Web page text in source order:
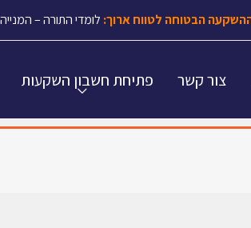
הבטוחה לטווח ארוך: לומדי התורה –
צור קשר פתיחת חשבון השקעות